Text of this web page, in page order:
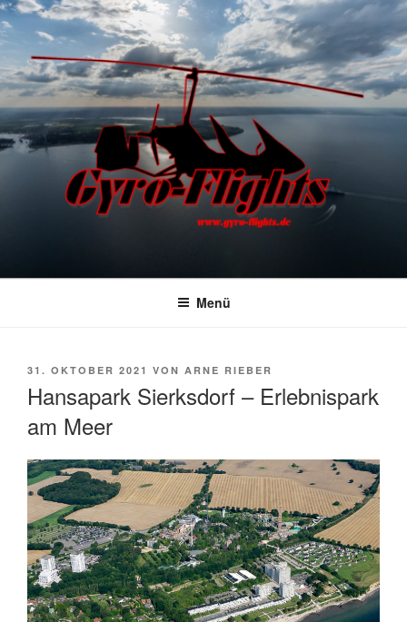
GYRO FLIGHTS
Rundflüge mit dem Gyrocopter
Menü
31. OKTOBER 2021 VON ARNE RIEBER
Hansapark Sierksdorf – Erlebnispark
am Meer